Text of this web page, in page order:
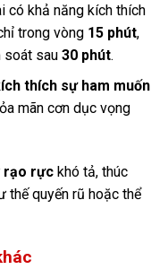
có khả năng kích thích
trong vòng 15 phút,
soát sau 30 phút.
thích sự ham muốn
mãn cơn dục vọng
rạo rực khó tả, thúc
thế quyến rũ hoặc thể